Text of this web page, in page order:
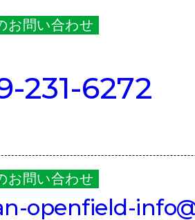
お問い合わせ
231-6272
お問い合わせ
openfield-